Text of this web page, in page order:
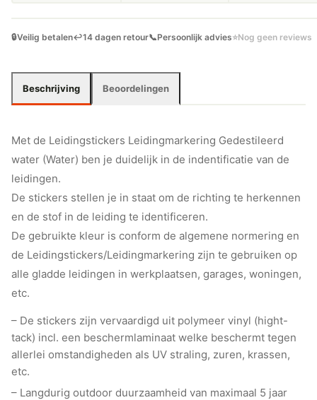
🔒Veilig betalen↩️14 dagen retour📞Persoonlijk advies⭐Nog geen reviews
Beschrijving Beoordelingen
Met de Leidingstickers Leidingmarkering Gedestileerd
water (Water) ben je duidelijk in de indentificatie van de
leidingen.
De stickers stellen je in staat om de richting te herkennen
en de stof in de leiding te identificeren.
De gebruikte kleur is conform de algemene normering en
de Leidingstickers/Leidingmarkering zijn te gebruiken op
alle gladde leidingen in werkplaatsen, garages, woningen,
etc.
– De stickers zijn vervaardigd uit polymeer vinyl (hight-
tack) incl. een beschermlaminaat welke beschermt tegen
allerlei omstandigheden als UV straling, zuren, krassen,
etc.
– Langdurig outdoor duurzaamheid van maximaal 5 jaar